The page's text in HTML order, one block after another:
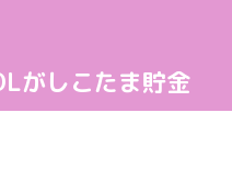
がしこたま貯金